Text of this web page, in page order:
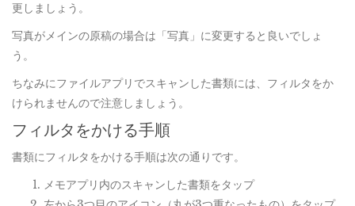
更しましょう。
写真がメインの原稿の場合は「写真」に変更すると良いでしょ
う。
ちなみにファイルアプリでスキャンした書類には、フィルタをか
けられませんので注意しましょう。
フィルタをかける手順
書類にフィルタをかける手順は次の通りです。
メモアプリ内のスキャンした書類をタップ